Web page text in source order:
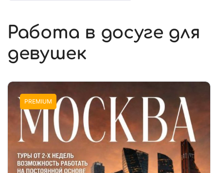
Работа в досуге для
девушек
PREMIUM